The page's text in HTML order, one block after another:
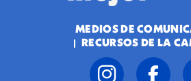
MEDIOS DE
RECURSOS DE LA